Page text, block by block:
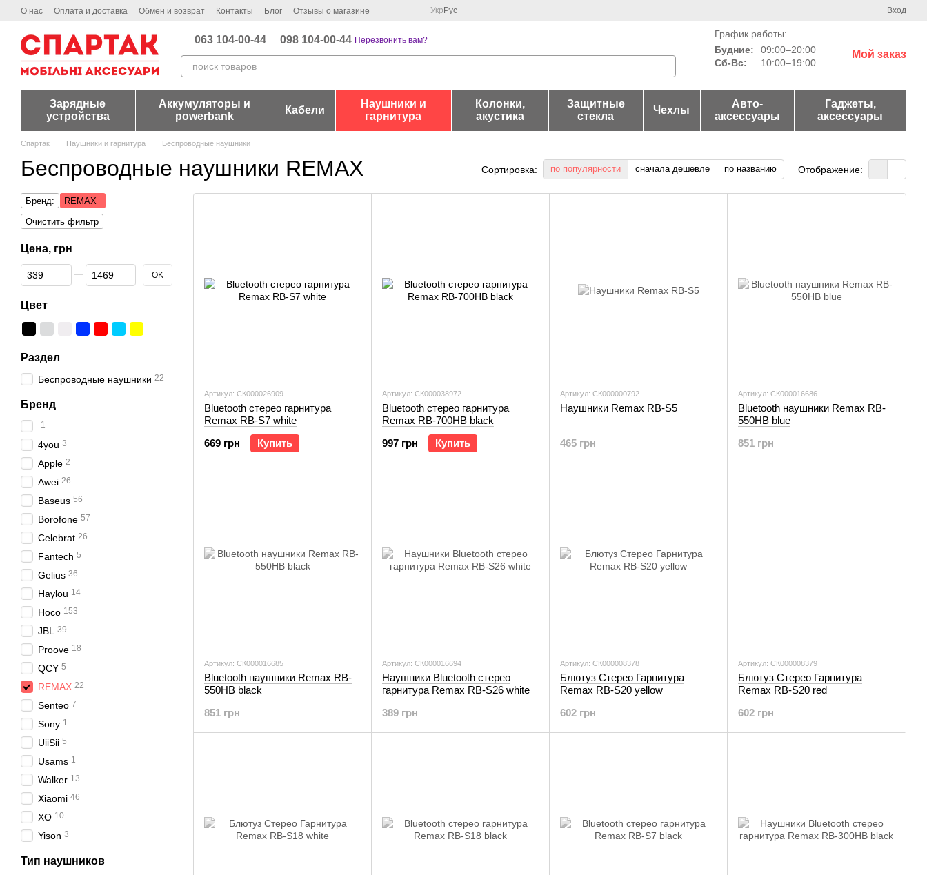
Перейти к основному контенту
О нас Оплата и доставка Обмен и возврат Контакты Блог Отзывы о магазине Укр Рус Вход
063 104-00-44 098 104-00-44 Перезвонить вам?
График работы:
Будние:
09:00–20:00
Сб-Вс:
10:00–19:00
Мой заказ
Зарядные
устройства
Аккумуляторы и
powerbank
Кабели
Наушники и
гарнитура
Колонки,
акустика
Защитные
стекла
Чехлы
Авто-
аксессуары
Гаджеты,
аксессуары
Спартак Наушники и гарнитура Беспроводные наушники
Беспроводные наушники REMAX Сортировка: по популярности сначала дешевле по названию Отображение:
Артикул: СК000026909
Bluetooth стерео гарнитура
Remax RB-S7 white
669 грн
Купить
Артикул: СК000038972
Bluetooth стерео гарнитура
Remax RB-700HB black
997 грн
Купить
Артикул: СК000000792
Наушники Remax RB-S5
465 грн
Артикул: СК000016686
Bluetooth наушники Remax RB-
550HB blue
851 грн
Артикул: СК000016685
Bluetooth наушники Remax RB-
550HB black
851 грн
Артикул: СК000016694
Наушники Bluetooth стерео
гарнитура Remax RB-S26 white
389 грн
Артикул: СК000008378
Блютуз Стерео Гарнитура
Remax RB-S20 yellow
602 грн
Артикул: СК000008379
Блютуз Стерео Гарнитура
Remax RB-S20 red
602 грн
Бренд:
REMAX
Очистить фильтр
Цена, грн
От Цена, грн
До Цена, грн OK
Цвет
Раздел
Беспроводные наушники 22
Бренд
1
4you 3
Apple 2
Awei 26
Baseus 56
Borofone 57
Celebrat 26
Fantech 5
Gelius 36
Haylou 14
Hoco 153
JBL 39
Proove 18
QCY 5
REMAX 22
Senteo 7
Sony 1
UiiSii 5
Usams 1
Walker 13
Xiaomi 46
XO 10
Yison 3
Тип наушников